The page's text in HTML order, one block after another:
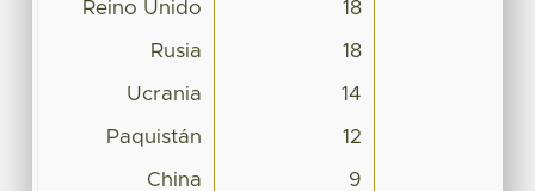
Reino Unido 18
Rusia 18
Ucrania 14
Paquistán 12
China 9